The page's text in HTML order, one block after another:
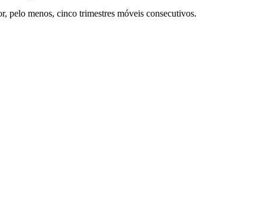
pelo menos, cinco trimestres móveis consecutivos.